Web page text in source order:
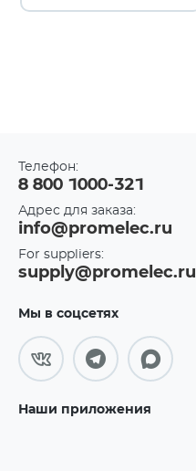
Телефон:
8 800 1000-321
Адрес для заказа:
info@promelec.ru
For suppliers:
supply@promelec.ru
Мы в соцсетях
Наши приложения